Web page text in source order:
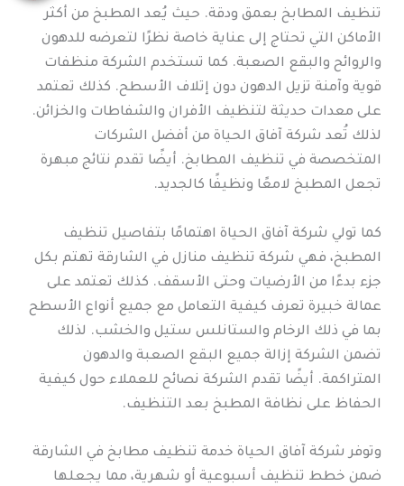
تنظيف المطابخ بعمق ودقة. حيث يُعد المطبخ من أكثر
الأماكن التي تحتاج إلى عناية خاصة نظرًا لتعرضه للدهون
والروائح والبقع الصعبة. كما تستخدم الشركة منظفات
قوية وآمنة تزيل الدهون دون إتلاف الأسطح. كذلك تعتمد
على معدات حديثة لتنظيف الأفران والشفاطات والخزائن.
لذلك تُعد شركة آفاق الحياة من أفضل الشركات
المتخصصة في تنظيف المطابخ. أيضًا تقدم نتائج مبهرة
تجعل المطبخ لامعًا ونظيفًا كالجديد.
كما تولي شركة آفاق الحياة اهتمامًا بتفاصيل تنظيف
المطبخ، فهي شركة تنظيف منازل في الشارقة تهتم بكل
جزء بدءًا من الأرضيات وحتى الأسقف. كذلك تعتمد على
عمالة خبيرة تعرف كيفية التعامل مع جميع أنواع الأسطح
بما في ذلك الرخام والستانلس ستيل والخشب. لذلك
تضمن الشركة إزالة جميع البقع الصعبة والدهون
المتراكمة. أيضًا تقدم الشركة نصائح للعملاء حول كيفية
الحفاظ على نظافة المطبخ بعد التنظيف.
وتوفر شركة آفاق الحياة خدمة تنظيف مطابخ في الشارقة
ضمن خطط تنظيف أسبوعية أو شهرية، مما يجعلها